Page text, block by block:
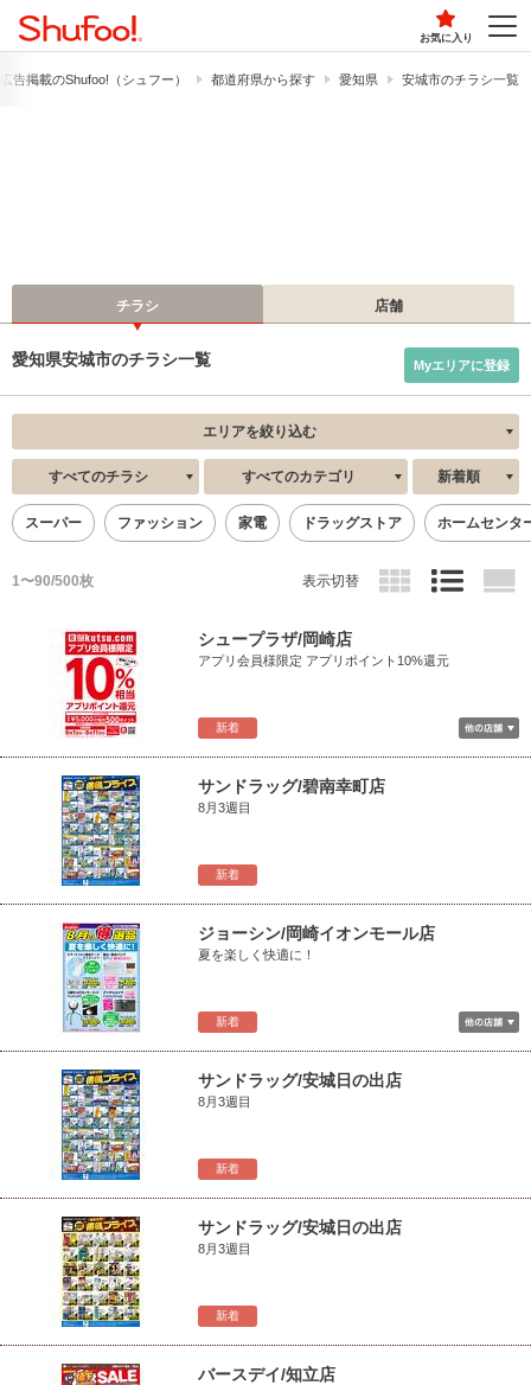
お気に入り
告掲載の​Shufoo!​（シュフー） 都道府県から探す 愛知県 安城市のチラシ一覧
チラシ 店舗
愛知県安城市のチラシ一覧 Myエリアに登録
エリアを絞り込む
すべてのチラシ すべてのカテゴリ 新着順
スーパー ファッション 家電 ドラッグストア ホームセンタ
1〜90/500枚 表示切替
新着
シュープラザ/岡崎店
アプリ会員様限定 アプリポイント10%還元
新着
サンドラッグ/碧南幸町店
8月3週目
新着
ジョーシン/岡崎イオンモール店
夏を楽しく快適に！
新着
サンドラッグ/安城日の出店
8月3週目
新着
サンドラッグ/安城日の出店
8月3週目
バースデイ/知立店